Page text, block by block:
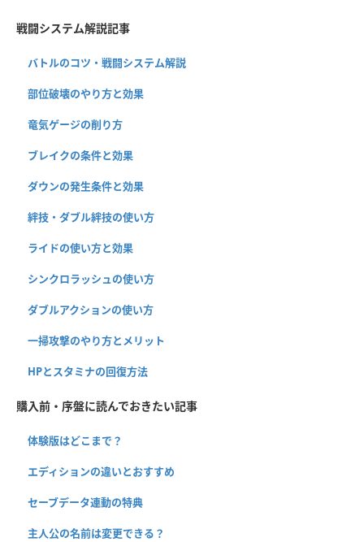
戦闘システム解説記事
バトルのコツ・戦闘システム解説
部位破壊のやり方と効果
竜気ゲージの削り方
ブレイクの条件と効果
ダウンの発生条件と効果
絆技・ダブル絆技の使い方
ライドの使い方と効果
シンクロラッシュの使い方
ダブルアクションの使い方
一掃攻撃のやり方とメリット
HPとスタミナの回復方法
購入前・序盤に読んでおきたい記事
体験版はどこまで？
エディションの違いとおすすめ
セーブデータ連動の特典
主人公の名前は変更できる？